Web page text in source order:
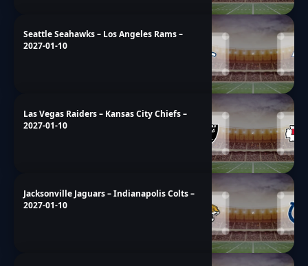
Seattle Seahawks – Los Angeles Rams –
2027-01-10
Las Vegas Raiders – Kansas City Chiefs –
2027-01-10
Jacksonville Jaguars – Indianapolis Colts –
2027-01-10